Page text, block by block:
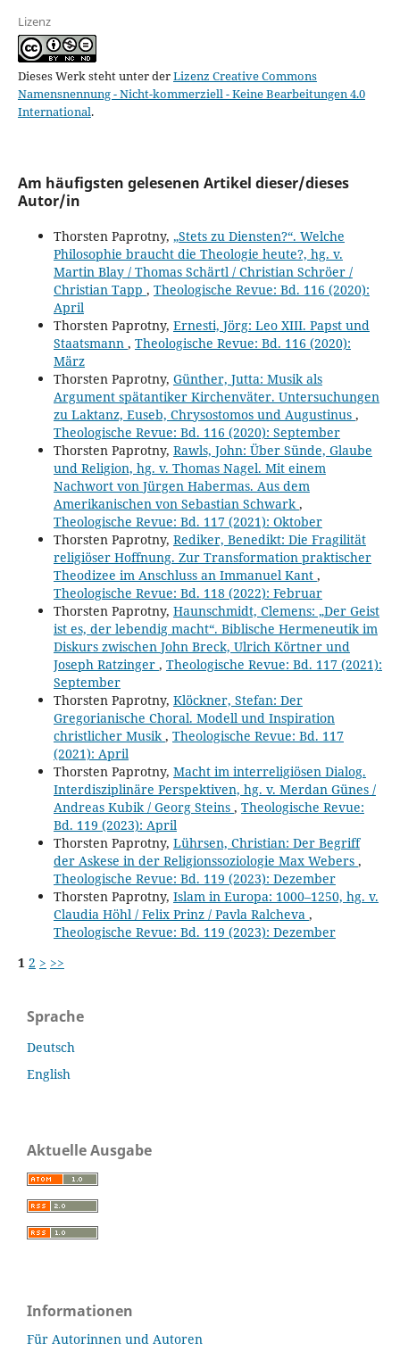
Lizenz
Dieses Werk steht unter derLizenz Creative Commons
Namensnennung - Nicht-kommerziell - Keine Bearbeitungen 4.0
International.
Am häufigsten gelesenen Artikel dieser/dieses
Autor/in
Thorsten Paprotny, „Stets zu Diensten?“. Welche
Philosophie braucht die Theologie heute?, hg. v.
Martin Blay / Thomas Schärtl / Christian Schröer /
Christian Tapp , Theologische Revue: Bd. 116 (2020):
April
Thorsten Paprotny, Ernesti, Jörg: Leo XIII. Papst und
Staatsmann , Theologische Revue: Bd. 116 (2020):
März
Thorsten Paprotny, Günther, Jutta: Musik als
Argument spätantiker Kirchenväter. Untersuchungen
zu Laktanz, Euseb, Chrysostomos und Augustinus ,
Theologische Revue: Bd. 116 (2020): September
Thorsten Paprotny, Rawls, John: Über Sünde, Glaube
und Religion, hg. v. Thomas Nagel. Mit einem
Nachwort von Jürgen Habermas. Aus dem
Amerikanischen von Sebastian Schwark,
Theologische Revue: Bd. 117 (2021): Oktober
Thorsten Paprotny, Rediker, Benedikt: Die Fragilität
religiöser Hoffnung. Zur Transformation praktischer
Theodizee im Anschluss an Immanuel Kant ,
Theologische Revue: Bd. 118 (2022): Februar
Thorsten Paprotny, Haunschmidt, Clemens: „Der Geist
ist es, der lebendig macht“. Biblische Hermeneutik im
Diskurs zwischen John Breck, Ulrich Körtner und
Joseph Ratzinger , Theologische Revue: Bd. 117 (2021):
September
Thorsten Paprotny, Klöckner, Stefan: Der
Gregorianische Choral. Modell und Inspiration
christlicher Musik, Theologische Revue: Bd. 117
(2021): April
Thorsten Paprotny, Macht im interreligiösen Dialog.
Interdisziplinäre Perspektiven, hg. v. Merdan Günes /
Andreas Kubik / Georg Steins , Theologische Revue:
Bd. 119 (2023): April
Thorsten Paprotny, Lührsen, Christian: Der Begriff
der Askese in der Religionssoziologie Max Webers ,
Theologische Revue: Bd. 119 (2023): Dezember
Thorsten Paprotny, Islam in Europa: 1000–1250, hg. v.
Claudia Höhl / Felix Prinz / Pavla Ralcheva ,
Theologische Revue: Bd. 119 (2023): Dezember
1 2 > >>
Sprache
Deutsch
English
Aktuelle Ausgabe
Informationen
Für Autorinnen und Autoren